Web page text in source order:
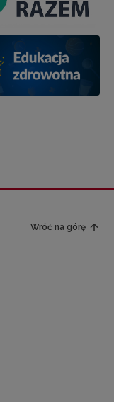
Wróć na górę